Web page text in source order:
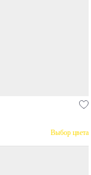
Выбор цвета